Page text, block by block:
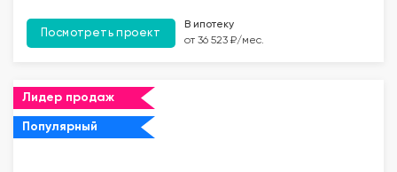
Посмотреть проект
В ипотеку
от 36 523 ₽/мес.
Лидер продаж
Популярный